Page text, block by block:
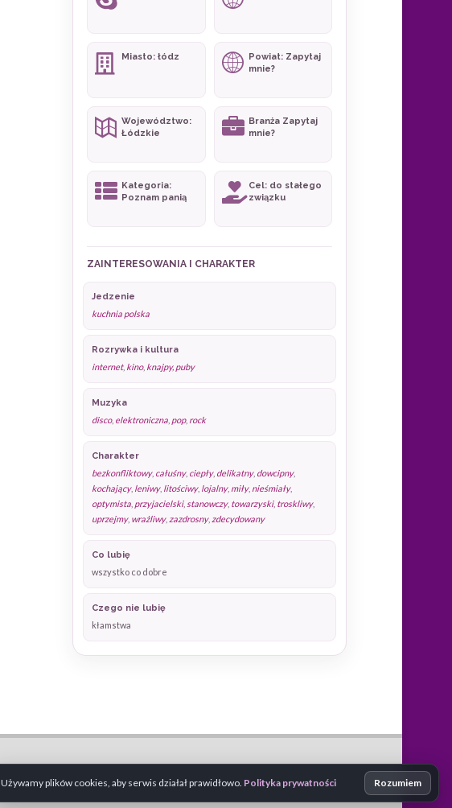
Miasto: łódz
Powiat: Zapytaj
mnie?
Województwo:
Łódzkie
Branża Zapytaj
mnie?
Kategoria:
Poznam panią
Cel: do stałego
związku
ZAINTERESOWANIA I CHARAKTER
Jedzenie
kuchnia polska
Rozrywka i kultura
internet, kino, knajpy, puby
Muzyka
disco, elektroniczna pop, rock
Charakter
bezkonfliktowy, całuśny, ciepły, delikatny, dowcipny,
kochający, leniwy, litościwy, lojalny, miły, nieśmiały,
optymista przyjacielski, stanowczy, towarzyski, troskliwy,
uprzejmy, wrażliwy, zazdrosny, zdecydowany
Co lubię
wszystko co dobre
Czego nie lubię
kłamstwa
Używamy plików cookies, aby serwis działał prawidłowo. Polityka prywatności Rozumiem